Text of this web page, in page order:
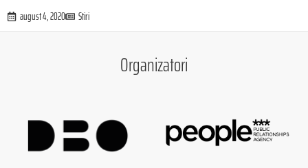
august 4, 2020 Stiri
Organizatori